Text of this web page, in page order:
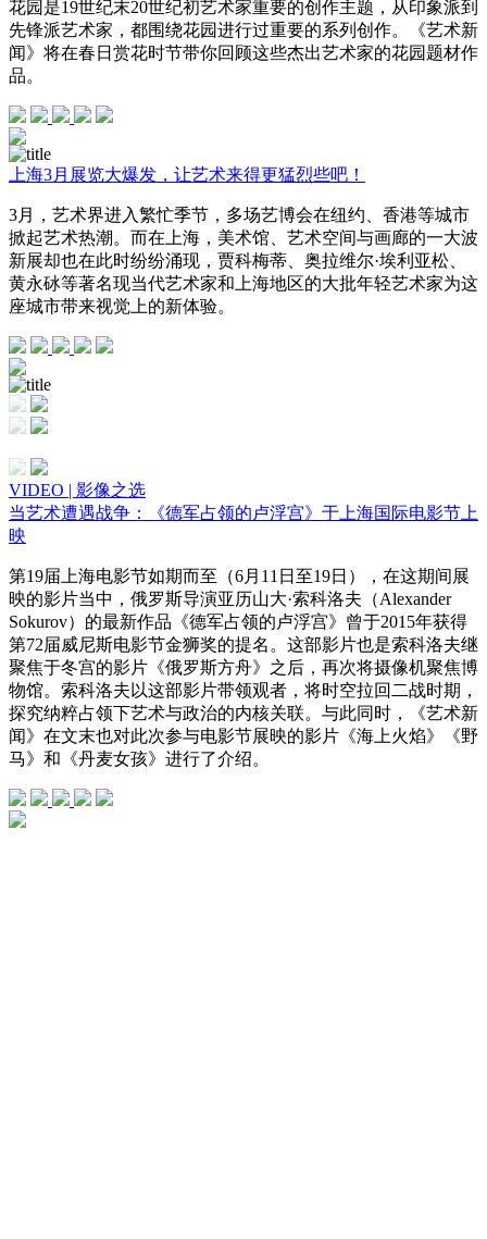
花园是19世纪末20世纪初艺术家重要的创作主题，从印象派到
先锋派艺术家，都围绕花园进行过重要的系列创作。《艺术新
闻》将在春日赏花时节带你回顾这些杰出艺术家的花园题材作
品。
上海3月展览大爆发，让艺术来得更猛烈些吧！
3月，艺术界进入繁忙季节，多场艺博会在纽约、香港等城市
掀起艺术热潮。而在上海，美术馆、艺术空间与画廊的一大波
新展却也在此时纷纷涌现，贾科梅蒂、奥拉维尔·埃利亚松、
黄永砅等著名现当代艺术家和上海地区的大批年轻艺术家为这
座城市带来视觉上的新体验。
VIDEO | 影像之选
当艺术遭遇战争：《德军占领的卢浮宫》于上海国际电影节上
映
第19届上海电影节如期而至（6月11日至19日），在这期间展
映的影片当中，俄罗斯导演亚历山大·索科洛夫（Alexander
Sokurov）的最新作品《德军占领的卢浮宫》曾于2015年获得
第72届威尼斯电影节金狮奖的提名。这部影片也是索科洛夫继
聚焦于冬宫的影片《俄罗斯方舟》之后，再次将摄像机聚焦博
物馆。索科洛夫以这部影片带领观者，将时空拉回二战时期，
探究纳粹占领下艺术与政治的内核关联。与此同时，《艺术新
闻》在文末也对此次参与电影节展映的影片《海上火焰》《野
马》和《丹麦女孩》进行了介绍。